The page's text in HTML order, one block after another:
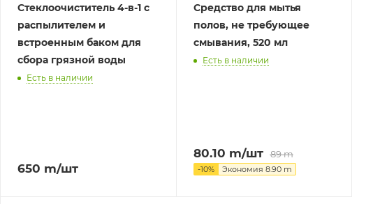
Стеклоочиститель 4-в-1 с
распылителем и
встроенным баком для
сбора грязной воды
Есть в наличии
650 m/шт
Средство для мытья
полов, не требующее
смывания, 520 мл
Есть в наличии
80.10 m/шт 89m
-10% Экономия 8.90m